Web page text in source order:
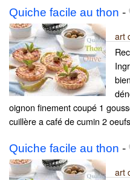
Quiche facile au thon -
art
oignon finement coupé 1
cuillère a café de cumin 2
Quiche facile au thon -
art